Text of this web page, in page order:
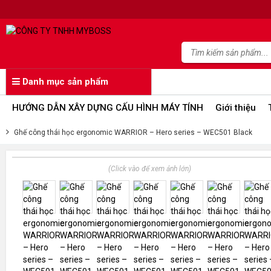
Danh mục sản phẩm
HƯỚNG DẪN XÂY DỰNG CẤU HÌNH MÁY TÍNH Giới thiệu
Ghế công thái học ergonomic WARRIOR – Hero series – WEC501 Black
(Click vào để xem ảnh lớn)